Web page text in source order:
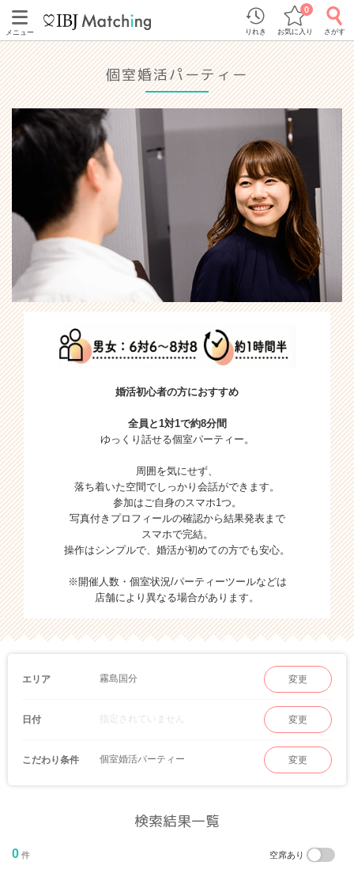
メニュー りれき お気に入り
0
さがす
個室婚活パーティー
婚活初心者の方におすすめ
全員と1対1で約8分間
ゆっくり話せる個室パーティー。
周囲を気にせず、
落ち着いた空間でしっかり会話ができます。
参加はご自身のスマホ1つ。
写真付きプロフィールの確認から結果発表まで
スマホで完結。
操作はシンプルで、婚活が初めての方でも安心。
※開催人数・個室状況/パーティーツールなどは
店舗により異なる場合があります。
エリア 霧島国分 変更
日付 指定されていません 変更
こだわり条件 個室婚活パーティー 変更
検索結果一覧
0 件 空席あり